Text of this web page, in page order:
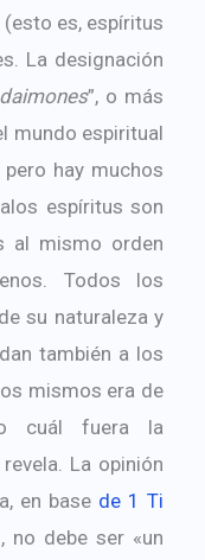
es, espíritus
La designación
”, o más
mundo espiritual
pero hay muchos
espíritus son
al mismo orden
Todos los
su naturaleza y
también a los
mismos era de
o cuál fuera la
La opinión
en base de 1 Ti
no debe ser «un